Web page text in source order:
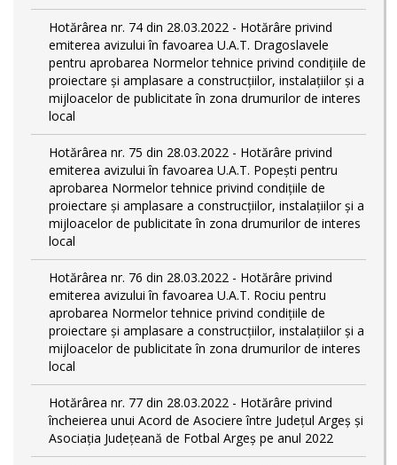
Hotărârea nr. 74 din 28.03.2022 - Hotărâre privind
emiterea avizului în favoarea U.A.T. Dragoslavele
pentru aprobarea Normelor tehnice privind condiţiile de
proiectare şi amplasare a construcţiilor, instalaţiilor şi a
mijloacelor de publicitate în zona drumurilor de interes
local
Hotărârea nr. 75 din 28.03.2022 - Hotărâre privind
emiterea avizului în favoarea U.A.T. Popești pentru
aprobarea Normelor tehnice privind condiţiile de
proiectare şi amplasare a construcţiilor, instalaţiilor şi a
mijloacelor de publicitate în zona drumurilor de interes
local
Hotărârea nr. 76 din 28.03.2022 - Hotărâre privind
emiterea avizului în favoarea U.A.T. Rociu pentru
aprobarea Normelor tehnice privind condiţiile de
proiectare şi amplasare a construcţiilor, instalaţiilor şi a
mijloacelor de publicitate în zona drumurilor de interes
local
Hotărârea nr. 77 din 28.03.2022 - Hotărâre privind
încheierea unui Acord de Asociere între Județul Argeș și
Asociația Județeană de Fotbal Argeș pe anul 2022